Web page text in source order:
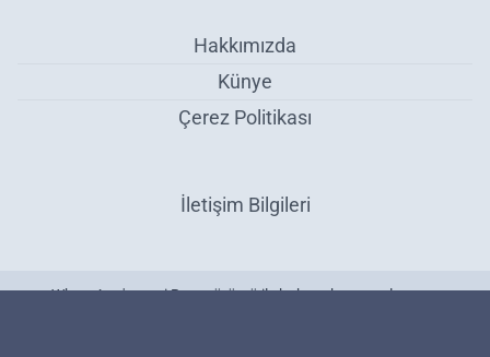
Hakkımızda
Künye
Çerez Politikası
İletişim Bilgileri
WhatsApp'ın yeni Beta sürümü ile haber akışı uygulamaya